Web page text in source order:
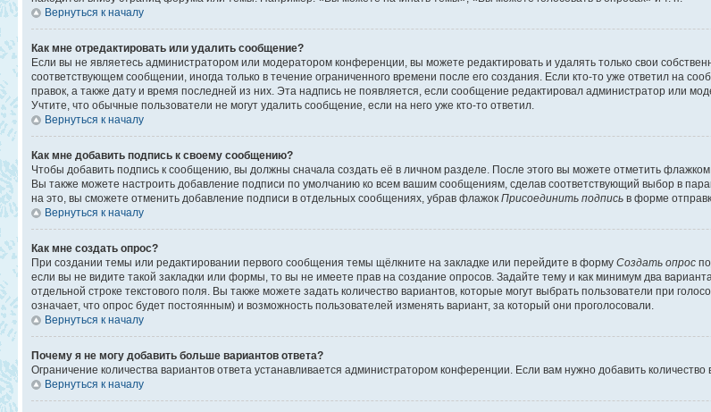
Вернуться к началу
Как мне отредактировать или удалить сообщение?
Если вы не являетесь администратором или модератором конференции, вы можете редактировать и удалять только свои
соответствующем сообщении, иногда только в течение ограниченного времени после его создания. Если кто-то уже ответил на
правок, а также дату и время последней из них. Эта надпись не появляется, если сообщение редактировал администратор или
Учтите, что обычные пользователи не могут удалить сообщение, если на него уже кто-то ответил.
Вернуться к началу
Как мне добавить подпись к своему сообщению?
Чтобы добавить подпись к сообщению, вы должны сначала создать её в личном разделе. После этого вы можете отметить флажком
Вы также можете настроить добавление подписи по умолчанию ко всем вашим сообщениям, сделав соответствующий выбор в
на это, вы сможете отменить добавление подписи в отдельных сообщениях, убрав флажок Присоединить подпись в форме
Вернуться к началу
Как мне создать опрос?
При создании темы или редактировании первого сообщения темы щёлкните на закладке или перейдите в форму Создать опрос
если вы не видите такой закладки или формы, то вы не имеете прав на создание опросов. Задайте тему и как минимум два
отдельной строке текстового поля. Вы также можете задать количество вариантов, которые могут выбрать пользователи при
означает, что опрос будет постоянным) и возможность пользователей изменять вариант, за который они проголосовали.
Вернуться к началу
Почему я не могу добавить больше вариантов ответа?
Ограничение количества вариантов ответа устанавливается администратором конференции. Если вам нужно добавить
Вернуться к началу